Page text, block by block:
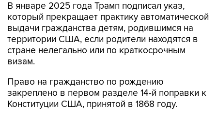
В январе 2025 года Трамп подписал указ,
который прекращает практику автоматической
выдачи гражданства детям, родившимся на
территории США, если родители находятся в
стране нелегально или по краткосрочным
визам.
Право на гражданство по рождению
закреплено в первом разделе 14-й поправки к
Конституции США, принятой в 1868 году.